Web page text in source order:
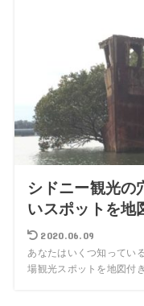
シドニー観光の
いスポットを地
2020.06.09
あなたはいくつ知ってい
場観光スポットを地図付